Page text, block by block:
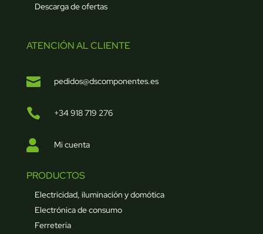
Descarga de ofertas
ATENCIÓN AL CLIENTE
 pedidos@dscomponentes.es
 +34 918 719 276
 Mi cuenta
PRODUCTOS
Electricidad, iluminación y domótica
Electrónica de consumo
Ferretería